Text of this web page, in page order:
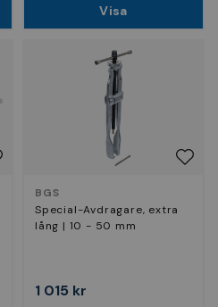
Visa
BGS
Special-Avdragare, extra
lång | 10 - 50 mm
1 015 kr